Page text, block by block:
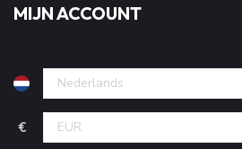
MIJN ACCOUNT
€